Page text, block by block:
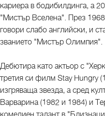
кариера в бодибилдинга, а
"Мистър Вселена". През
говори слабо английски, и
званието "Мистър Олимпия".
Дебютира като актьор с
третия си филм Stay Hungry
изгряваща звезда, а сред
Варварина (1982 и 1984) и